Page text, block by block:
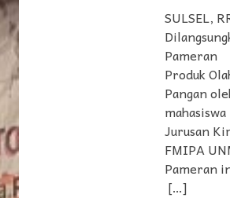
SULSEL,
Pameran
Produk
Pangan
mahasiswa
Jurusan
FMIPA
Pameran
[…]